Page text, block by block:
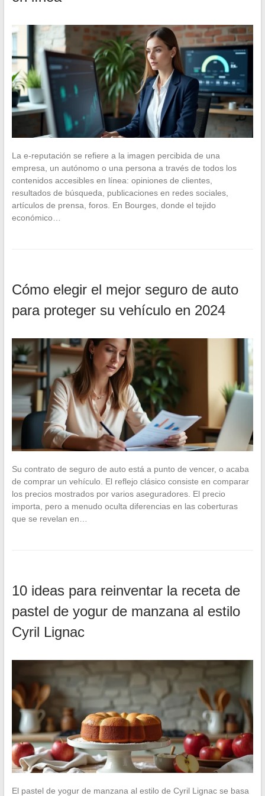
La e-reputación se refiere a la imagen percibida de una
empresa, un autónomo o una persona a través de todos los
contenidos accesibles en línea: opiniones de clientes,
resultados de búsqueda, publicaciones en redes sociales,
artículos de prensa, foros. En Bourges, donde el tejido
económico…
Cómo elegir el mejor seguro de auto
para proteger su vehículo en 2024
Su contrato de seguro de auto está a punto de vencer, o acaba
de comprar un vehículo. El reflejo clásico consiste en comparar
los precios mostrados por varios aseguradores. El precio
importa, pero a menudo oculta diferencias en las coberturas
que se revelan en…
10 ideas para reinventar la receta de
pastel de yogur de manzana al estilo
Cyril Lignac
El pastel de yogur de manzana al estilo de Cyril Lignac se basa